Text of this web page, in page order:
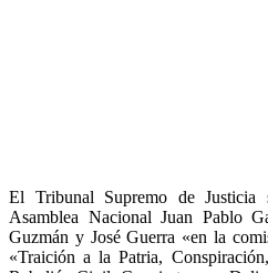
El Tribunal Supremo de
Asamblea Nacional Juan Pablo
Guzmán y José Guerra «en la
«Traición a la Patria,